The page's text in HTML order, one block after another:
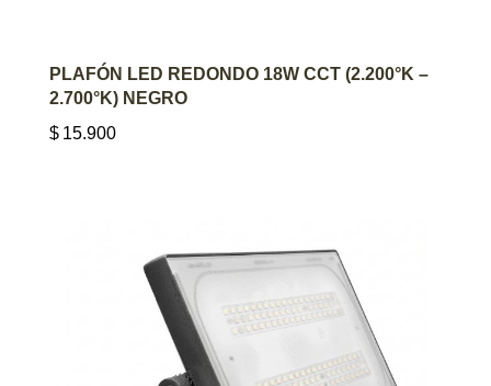
AGREGAR AL CARRITO
PLAFÓN LED REDONDO 18W CCT (2.200°K –
2.700°K) NEGRO
$ 15.900